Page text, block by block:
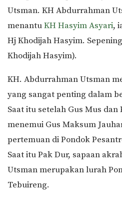
Utsman. KH Abdurrahman
menantuKH Hasyim Asyari,
Hj Khodijah Hasyim.
Khodijah Hasyim).
KH. Abdurrahman Utsman
yang sangat penting dalam
Saat itu setelah Gus Mus
menemui Gus Maksum
pertemuan di Pondok
Saat itu Pak Dur, sapaan
Utsman merupakan lurah
Tebuireng.